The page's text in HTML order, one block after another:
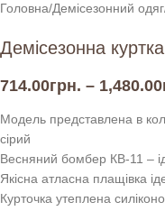
Головна Демісезонний одяг
Демісезонна
714.00грн. – 1,480.00
Модель представлена в
сірий
Весняний бомбер КВ-11 –
Якісна атласна плащівка
Курточка утеплена